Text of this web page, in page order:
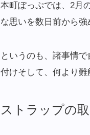
本町ぽっぷでは、2月
な思いを数日前から強
というのも、諸事情
付けそして、何より難
ストラップの